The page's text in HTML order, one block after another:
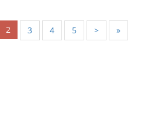
2 3 4 5 > »